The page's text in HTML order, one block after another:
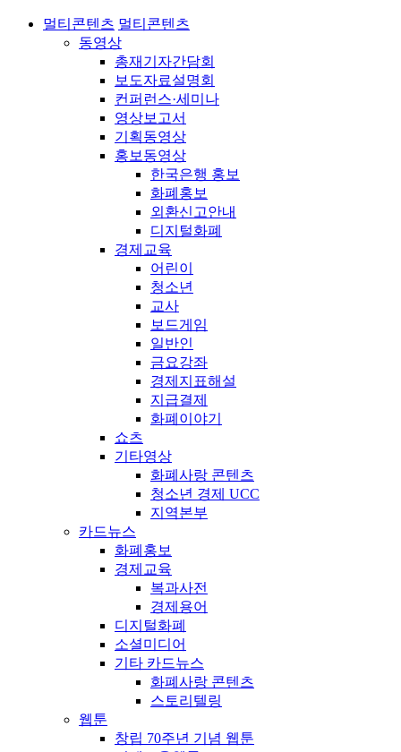
멀티콘텐츠 멀티콘텐츠
동영상
총재기자간담회
보도자료설명회
컨퍼런스·세미나
영상보고서
기획동영상
홍보동영상
한국은행 홍보
화폐홍보
외환신고안내
디지털화폐
경제교육
어린이
청소년
교사
보드게임
일반인
금요강좌
경제지표해설
지급결제
화폐이야기
쇼츠
기타영상
화폐사랑 콘텐츠
청소년 경제 UCC
지역본부
카드뉴스
화폐홍보
경제교육
복과사전
경제용어
디지털화폐
소셜미디어
기타 카드뉴스
화폐사랑 콘텐츠
스토리텔링
웹툰
창립 70주년 기념 웹툰